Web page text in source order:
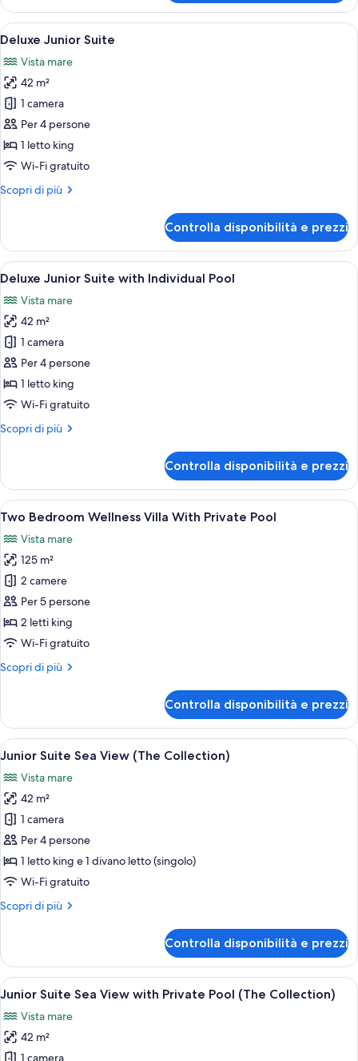
vista
mare
2
camere
da
piscina
privata,
vista
mare
Apri
tutte
le
foto
per
Deluxe
Junior
Suite
Una camera d'albergo con un
6
Deluxe Junior Suite
Vista mare
42 m²
1 camera
Per 4 persone
1 letto king
Wi-Fi gratuito
Scopri di più
Altri
Junior
Suite
Controlla disponibilità e prezzi
Apri
tutte
le
foto
per
Deluxe
Junior
Suite
Individual
Una piscina a sfioro con vista sul
8
Deluxe Junior Suite with Individual Pool
Vista mare
42 m²
1 camera
Per 4 persone
1 letto king
Wi-Fi gratuito
Scopri di più
Altri
Junior
Suite
with
Pool
Controlla disponibilità e prezzi
Apri
tutte
le
foto
per
Two
Bedroom
Wellness
With
Un soggiorno moderno con un
16
Two Bedroom Wellness Villa With Private Pool
Vista mare
125 m²
2 camere
Per 5 persone
2 letti king
Wi-Fi gratuito
Scopri di più
Altri
Bedroom
Wellness
Villa
Private
Pool
Controlla disponibilità e prezzi
Apri
tutte
le
foto
per
Junior
Suite
Sea
(The
Zona relax esterna moderna con
15
Junior Suite Sea View (The Collection)
Vista mare
42 m²
1 camera
Per 4 persone
1 letto king e 1 divano letto (singolo)
Wi-Fi gratuito
Scopri di più
Altri
Suite
Sea
View
Collection)
Controlla disponibilità e prezzi
Apri
tutte
le
foto
Camera d'hotel moderna con un
16
Junior Suite Sea View with Private Pool (The Collection)
Vista mare
42 m²
1 camera